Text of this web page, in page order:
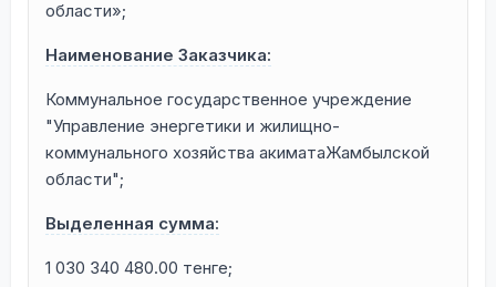
области»;
Наименование Заказчика:
Коммунальное государственное учреждение
"Управление энергетики и жилищно-
коммунального хозяйства акиматаЖамбылской
области";
Выделенная сумма:
1 030 340 480.00 тенге;